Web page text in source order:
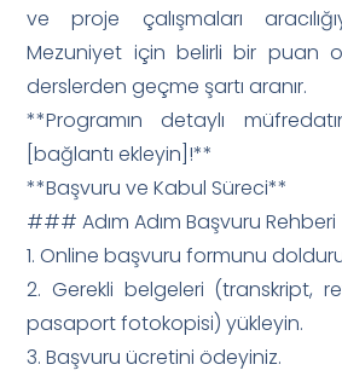
ve proje çalışmaları
Mezuniyet için belirli bir puan
derslerden geçme şartı aranır.
**Programın detaylı
[bağlantı ekleyin]!**
**Başvuru ve Kabul Süreci**
### Adım Adım Başvuru Rehberi
1. Online başvuru formunu
2. Gerekli belgeleri (transkript,
pasaport fotokopisi) yükleyin.
3. Başvuru ücretini ödeyiniz.